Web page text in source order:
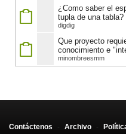
¿Como saber el
tupla de una tabla?
digdig
Que proyecto
conocimiento e
minombreesmm
Contáctenos - Archivo -